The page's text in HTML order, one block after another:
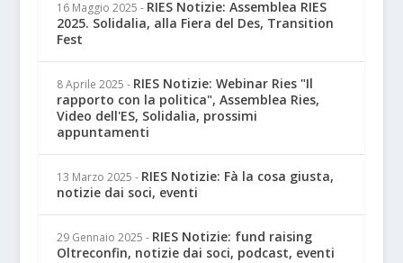
16 Maggio 2025 - RIES Notizie: Assemblea RIES
2025. Solidalia, alla Fiera del Des, Transition
Fest
8 Aprile 2025 - RIES Notizie: Webinar Ries "Il
rapporto con la politica", Assemblea Ries,
Video dell'ES, Solidalia, prossimi
appuntamenti
13 Marzo 2025 - RIES Notizie: Fà la cosa giusta,
notizie dai soci, eventi
29 Gennaio 2025 - RIES Notizie: fund raising
Oltreconfin, notizie dai soci, podcast, eventi